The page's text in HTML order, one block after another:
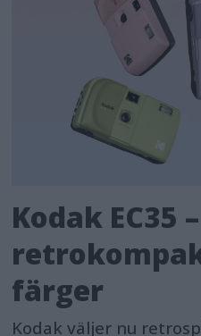
Kodak EC35
färger
Kodak väljer nu